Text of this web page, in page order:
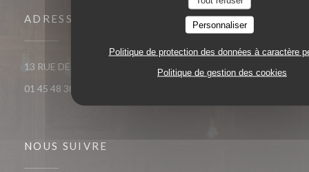
Personnaliser
Politique de protection des données à caractère
Politique de gestion des cookies
ADRESSE
13 RUE DE MEZIERES 75006 Paris
01 45 48 30 38
NOUS SUIVRE